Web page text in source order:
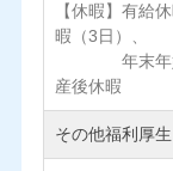
【休暇】有給
暇（3日）、
年末年始（
産後休暇
その他福利厚生